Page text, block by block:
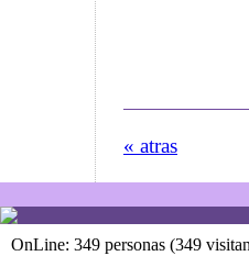
« atras
OnLine: 349 personas (349